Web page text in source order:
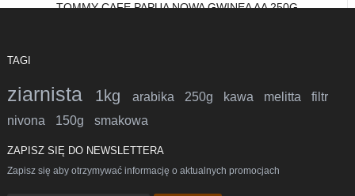
TOMMY CAFE PAPUA NOWA GWINEA AA 250G
TAGI
ziarnista 1kg arabika 250g kawa melitta filtr
nivona 150g smakowa
ZAPISZ SIĘ DO NEWSLETTERA
Zapisz się aby otrzymywać informację o aktualnych promocjach